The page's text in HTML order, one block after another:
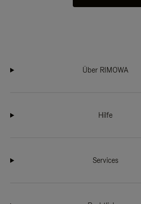
Über RIMOWA
Hilfe
Services